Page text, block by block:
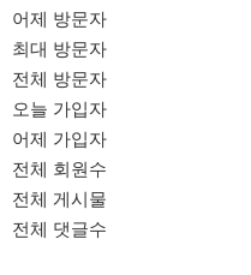
어제 방문자
최대 방문자
전체 방문자
오늘 가입자
어제 가입자
전체 회원수
전체 게시물
전체 댓글수